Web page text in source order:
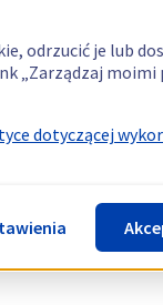
odrzucić je lub
„Zarządzaj moimi
dotyczącej